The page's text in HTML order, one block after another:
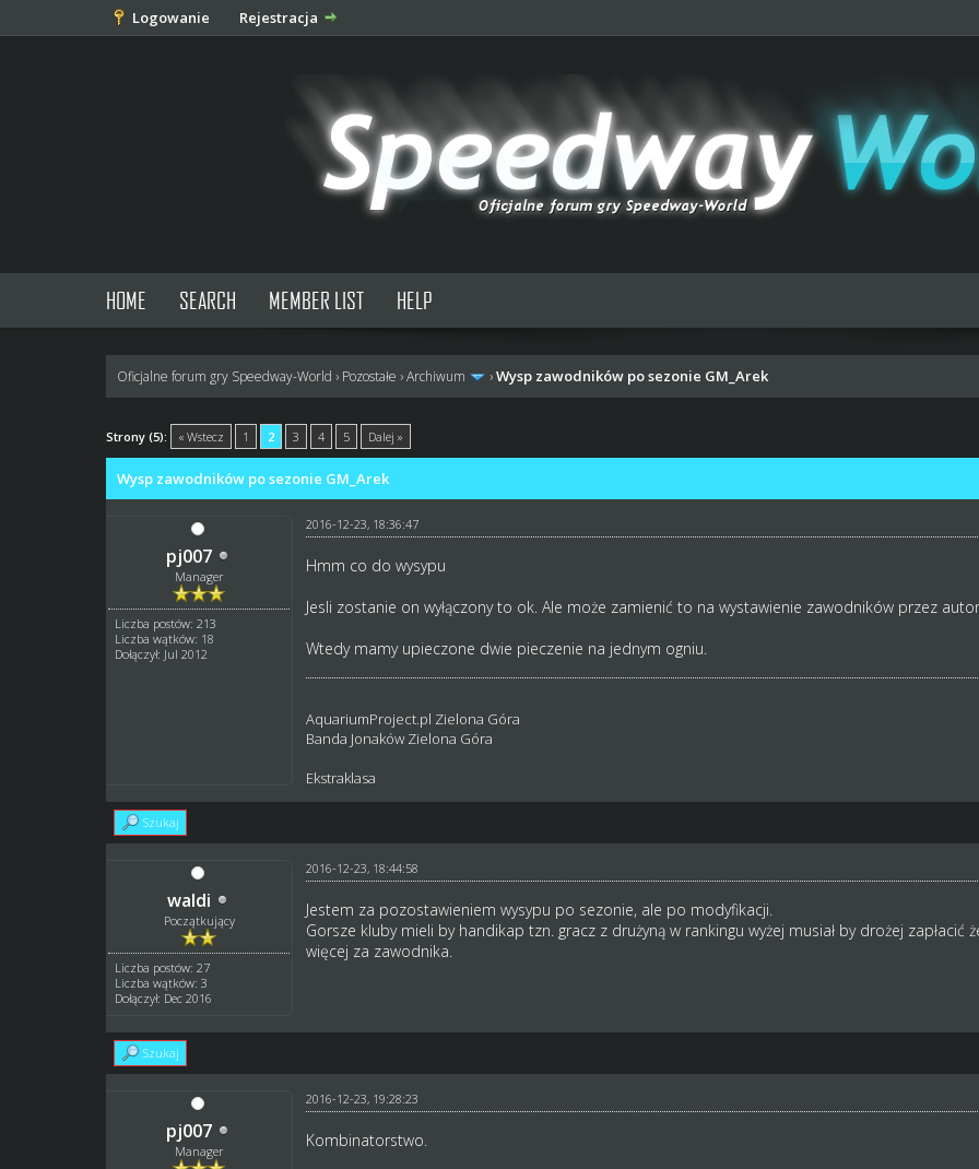
Logowanie Rejestracja
HOME SEARCH MEMBER LIST HELP
Oficjalne forum gry Speedway-World › Pozostałe ›Archiwum ›Wysp zawodników po sezonie GM_Arek
Strony (5): « Wstecz 1 2 3 4 5 Dalej »
głosów - średnia: 4
Wysp zawodników po sezonie GM_Arek
pj007
Manager
Liczba postów: 213
Liczba wątków: 18
Dołączył: Jul 2012
2016-12-23, 18:36:47
Hmm co do wysypu
Jesli zostanie on wyłączony to ok. Ale może zamienić to na wystawienie zawodników przez
Wtedy mamy upieczone dwie pieczenie na jednym ogniu.
AquariumProject.pl Zielona Góra
Banda Jonaków Zielona Góra
Ekstraklasa
Szukaj
waldi
Początkujący
Liczba postów: 27
Liczba wątków: 3
Dołączył: Dec 2016
2016-12-23, 18:44:58
Jestem za pozostawieniem wysypu po sezonie, ale po modyfikacji.
Gorsze kluby mieli by handikap tzn. gracz z drużyną w rankingu wyżej musiał by drożej
więcej za zawodnika.
Szukaj
pj007
Manager
2016-12-23, 19:28:23
Kombinatorstwo.